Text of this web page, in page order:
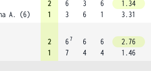
A. (6)
2
1
6
3
3
6
6
1
1.34
3.31
2
1
67
7
6
4
6
4
2.76
1.46